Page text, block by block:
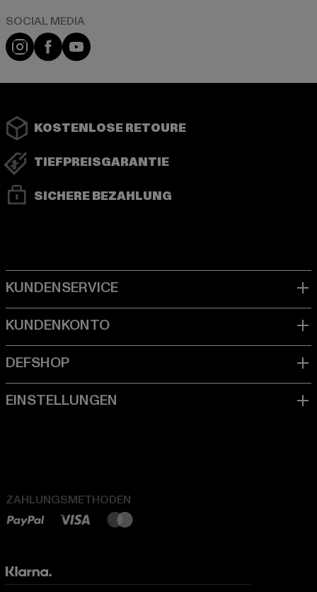
Instagram
FacebookYouTube
KOSTENLOSE RETOURE
TIEFPREISGARANTIE
SICHERE BEZAHLUNG
ZAHLUNGSMETHODEN